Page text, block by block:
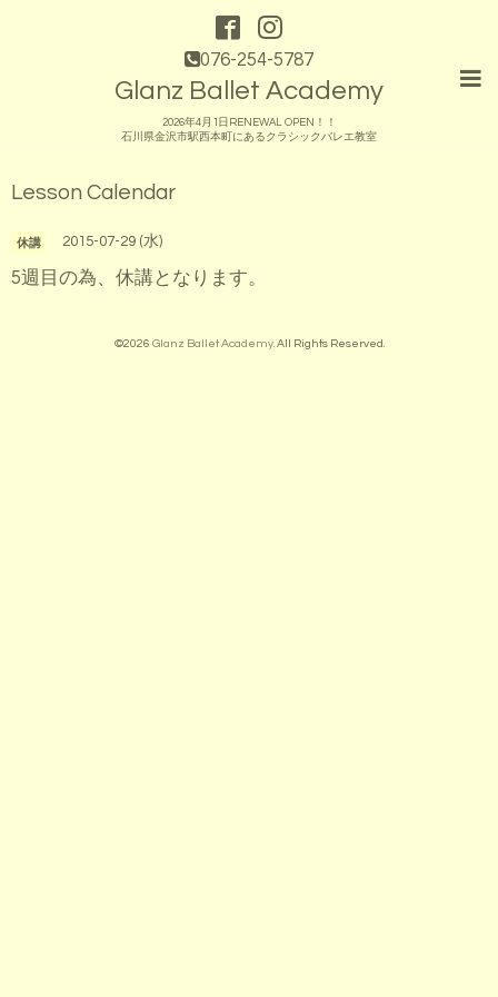
076-254-5787
Glanz Ballet Academy
2026年4月1日RENEWAL OPEN！！
石川県金沢市駅西本町にあるクラシックバレエ教室
Lesson Calendar
休講 2015-07-29 (水)
5週目の為、休講となります。
©2026 Glanz Ballet Academy. All Rights Reserved.